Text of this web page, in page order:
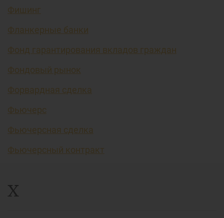
Фишинг
Фланкерные банки
Фонд гарантирования вкладов граждан
Фондовый рынок
Форвардная сделка
Фьючерс
Фьючерсная сделка
Фьючерсный контракт
Х